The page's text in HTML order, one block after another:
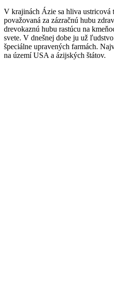
V krajinách Ázie sa hliva ustricová
považovaná za zázračnú hubu
drevokaznú hubu rastúcu na
svete. V dnešnej dobe ju už
špeciálne upravených farmách.
na území USA a ázijských štátov.